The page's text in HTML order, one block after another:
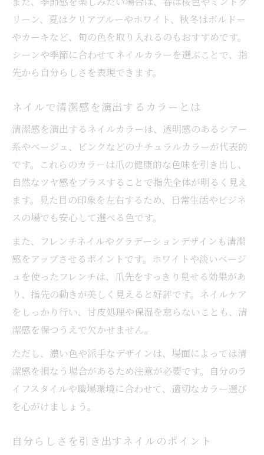
リーン、夏はクリアブルーやホワイト、秋冬はボルドー
やカーキなど、旬の色を取り入れるのもおすすめです。
シーンや季節に合わせてネイルカラーを選ぶことで、指
先から自分らしさを表現できます。
ネイルで清潔感を演出するカラーとは
清潔感を演出するネイルカラーは、透明感のあるシアー
系やベージュ、ピンクなどのナチュラルカラーが代表的
です。これらのカラーは爪の健康的な色味を引き出し、
自然なツヤ感をプラスすることで指先全体が明るく見え
ます。見た目の印象を左右するため、日常生活やビジネ
スの場でも安心して選べる色です。
また、フレンチネイルやグラデーションデザインも清潔
感をアップさせるポイントです。ホワイトや淡いベージ
ュを使ったフレンチは、爪先をすっきり見せる効果があ
り、指先の動きが美しく見えると好評です。ネイルケア
をしっかり行い、甘皮処理や保湿を怠らないことも、清
潔感を保つうえで欠かせません。
ただし、濃い色や派手なデザインは、場面によっては清
潔感を損なう場合があるため注意が必要です。自分のラ
イフスタイルや職場環境に合わせて、適切なカラー選び
を心がけましょう。
自分らしさを引き出すネイルのポイント